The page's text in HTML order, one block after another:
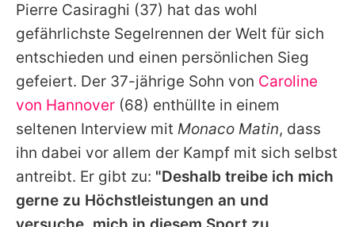
Alle Themen auf Promiflash
Jobs
App runterladen
Team
Redaktionelle Richtlinien
Impressum
Pierre Casiraghi (37) hat das wohl
gefährlichste Segelrennen der Welt für sich
entschieden und einen persönlichen Sieg
gefeiert. Der 37-jährige Sohn von Caroline
von Hannover (68) enthüllte in einem
seltenen Interview mit Monaco Matin, dass
ihn dabei vor allem der Kampf mit sich selbst
antreibt. Er gibt zu: "Deshalb treibe ich mich
gerne zu Höchstleistungen an und